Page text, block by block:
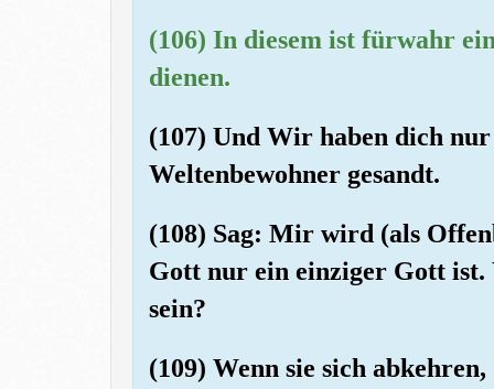
(106) In diesem ist fürwahr
dienen.
(107) Und Wir haben dich
Weltenbewohner gesandt.
(108) Sag: Mir wird (als
Gott nur ein einziger Gott
sein?
(109) Wenn sie sich